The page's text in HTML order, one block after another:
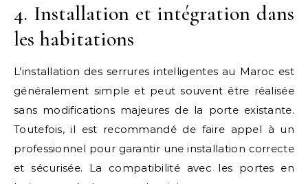
4. Installation et intégration dans
les habitations
L’installation des serrures intelligentes au Maroc est
généralement simple et peut souvent être réalisée
sans modifications majeures de la porte existante.
Toutefois, il est recommandé de faire appel à un
professionnel pour garantir une installation correcte
et sécurisée. La compatibilité avec les portes en